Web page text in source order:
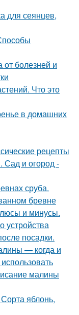
для сеянцев,
от болезней и
Что это
в домашних
рецепты
Сад и огород -
сруба.
бревне
и минусы.
устройства
посадки.
— когда и
малины
яблонь,